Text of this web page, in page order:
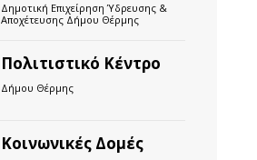
Δημοτική Επιχείρηση Ύδρευσης &
Αποχέτευσης Δήμου Θέρμης
Πολιτιστικό Κέντρο
Δήμου Θέρμης
Κοινωνικές Δομές